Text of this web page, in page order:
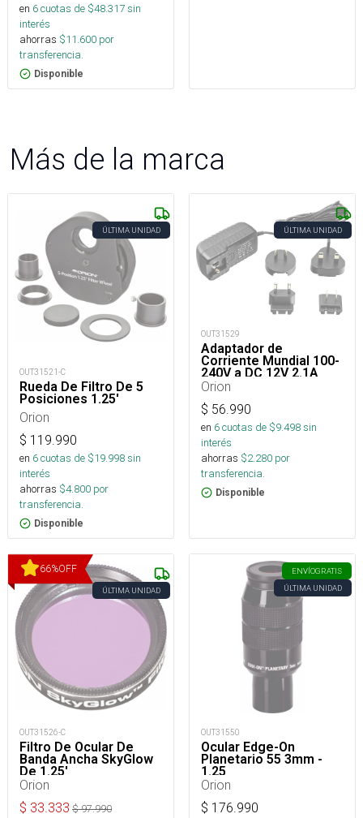
en 6cuotas de $48.317sin
interés
ahorras $11.600 por
transferencia.
Disponible
Más de la marca
ÚLTIMA UNIDAD
OUT31521-C
Rueda De Filtro De 5
Posiciones 1.25'
Orion
$ 119.990
en 6cuotas de $19.998sin
interés
ahorras $4.800 por
transferencia.
Disponible
ÚLTIMA UNIDAD
OUT31529
Adaptador de
Corriente Mundial 100-
240V a DC 12V 2.1A
Orion
$ 56.990
en 6cuotas de $9.498sin
interés
ahorras $2.280 por
transferencia.
Disponible
66%OFF
ÚLTIMA UNIDAD
OUT31526-C
Filtro De Ocular De
Banda Ancha SkyGlow
De 1.25'
Orion
$ 33.333 $97.990
ENVÍOGRATIS
ÚLTIMA UNIDAD
OUT31550
Ocular Edge-On
Planetario 55 3mm -
1.25
Orion
$ 176.990